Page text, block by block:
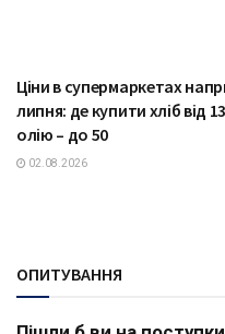
Ціни в супермаркетах
липня: де купити хліб від
олію – до 50
02.08.2026
ОПИТУВАННЯ